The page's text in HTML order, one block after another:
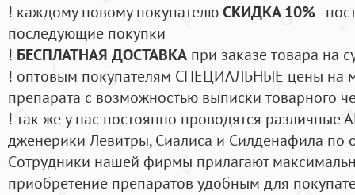
! каждому новому покупателюСКИДКА 10%-
последующие покупки
! БЕСПЛАТНАЯ ДОСТАВКА при заказе товара на
! оптовым покупателям СПЕЦИАЛЬНЫЕ цены на
препарата с возможностью выписки товарного
! так же у нас постоянно проводятся
дженерики Левитры, Сиалиса и Силденафила по
Cотрудники нашей фирмы прилагают
приобретение препаратов удобным для